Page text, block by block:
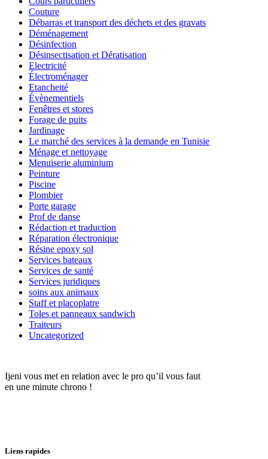
Couture
Débarras et transport des déchets et des gravats
Déménagement
Désinfection
Désinsectisation et Dératisation
Electricité
Électroménager
Etancheité
Évènementiels
Fenêtres et stores
Forage de puits
Jardinage
Le marché des services à la demande en Tunisie
Ménage et nettoyage
Menuiserie aluminium
Peinture
Piscine
Plombier
Porte garage
Prof de danse
Rédaction et traduction
Réparation électronique
Résine epoxy sol
Services bateaux
Services de santé
Services juridiques
soins aux animaux
Staff et placoplatre
Toles et panneaux sandwich
Traiteurs
Uncategorized
Ijeni vous met en relation avec le pro qu’il vous faut
en une minute chrono !
Liens rapides